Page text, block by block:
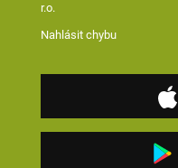
r.o.
Nahlásit chybu